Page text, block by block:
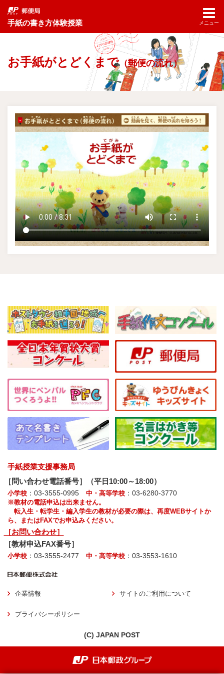
メニュー
手紙の書き方体験授業
お手紙がとどくまで（郵便の流れ）
手紙授業支援事務局
［問い合わせ電話番号］（平日10:00～18:00）
小学校 ：03-3555-0995 中・高等学校 ：03-6280-3770
※教材の電話申込は出来ません。
転入生・転学生・編入学生の教材が必要の際は、再度WEBサイトか
ら、またはFAXでお申込みください。
［お問い合わせ］
［教材申込FAX番号］
小学校 ：03-3555-2477 中・高等学校 ：03-3553-1610
企業情報 サイトのご利用について
プライバシーポリシー
(C) JAPAN POST